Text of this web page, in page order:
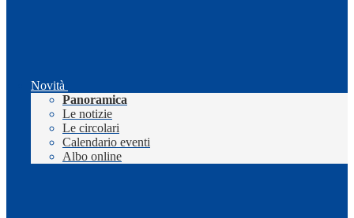
Novità
Panoramica
Le notizie
Le circolari
Calendario eventi
Albo online